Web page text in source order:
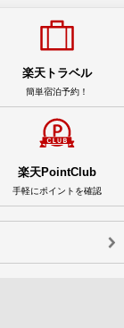
楽天トラベル
簡単宿泊予約！
楽天PointClub
手軽にポイントを確認